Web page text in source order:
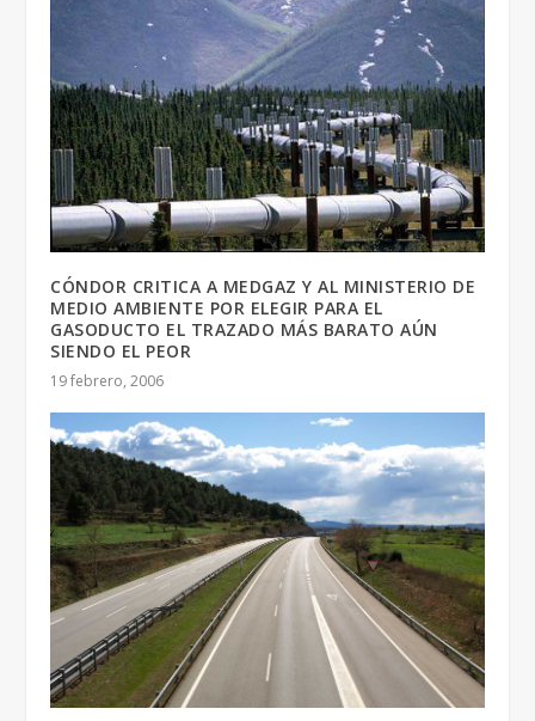
CÓNDOR CRITICA A MEDGAZ Y AL MINISTERIO DE
MEDIO AMBIENTE POR ELEGIR PARA EL
GASODUCTO EL TRAZADO MÁS BARATO AÚN
SIENDO EL PEOR
19 febrero, 2006